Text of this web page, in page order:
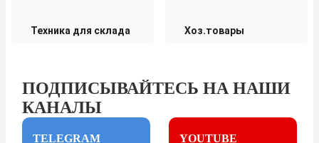
Техника для склада Хоз.товары
ПОДПИСЫВАЙТЕСЬ НА НАШИ
КАНАЛЫ
TELEGRAM YOUTUBE